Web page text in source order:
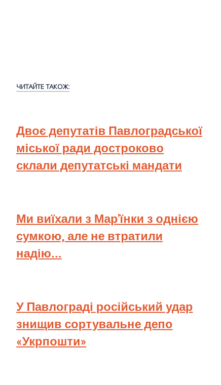
ЧИТАЙТЕ ТАКОЖ:
Двоє депутатів Павлоградської
міської ради достроково
склали депутатські мандати
Ми виїхали з Мар'їнки з однією
сумкою, але не втратили
надію...
У Павлограді російський удар
знищив сортувальне депо
«Укрпошти»